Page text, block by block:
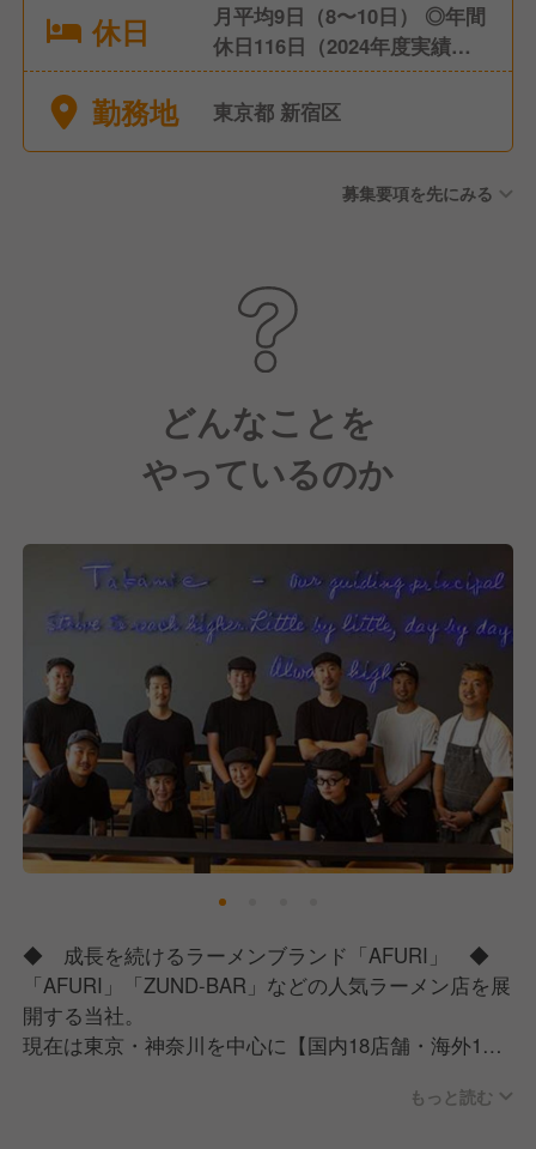
休日
月平均9日（8〜10日） ◎年間
休日116日（2024年度実績）
◎有給休暇 ◎夏季・冬季休暇
（それぞれ2日間） ◎リフレ
勤務地 東京都 新宿区
募集要項を先にみる
どんなことを
やっているのか
◆ 成長を続けるラーメンブランド「AFURI」 ◆
「AFURI」「ZUND-BAR」などの人気ラーメン店を展
開する当社。
現在は東京・神奈川を中心に【国内18店舗・海外12
コロナ禍においても業績は堅調に推移し、過去最高の
もっと読む